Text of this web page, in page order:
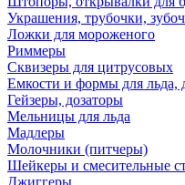
Украшения, трубочки,
Ложки для мороженого
Риммеры
Сквизеры для цитрусовых
Емкости и формы для льда,
Гейзеры, дозаторы
Мельницы для льда
Мадлеры
Молочники (питчеры)
Шейкеры и смесительные
Джиггеры